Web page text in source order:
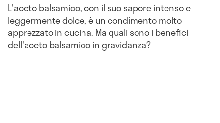
L'aceto balsamico, con il suo sapore intenso e
leggermente dolce, è un condimento molto
apprezzato in cucina. Ma quali sono i benefici
dell'aceto balsamico in gravidanza?